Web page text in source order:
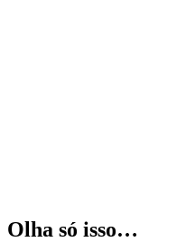
Olha só isso…